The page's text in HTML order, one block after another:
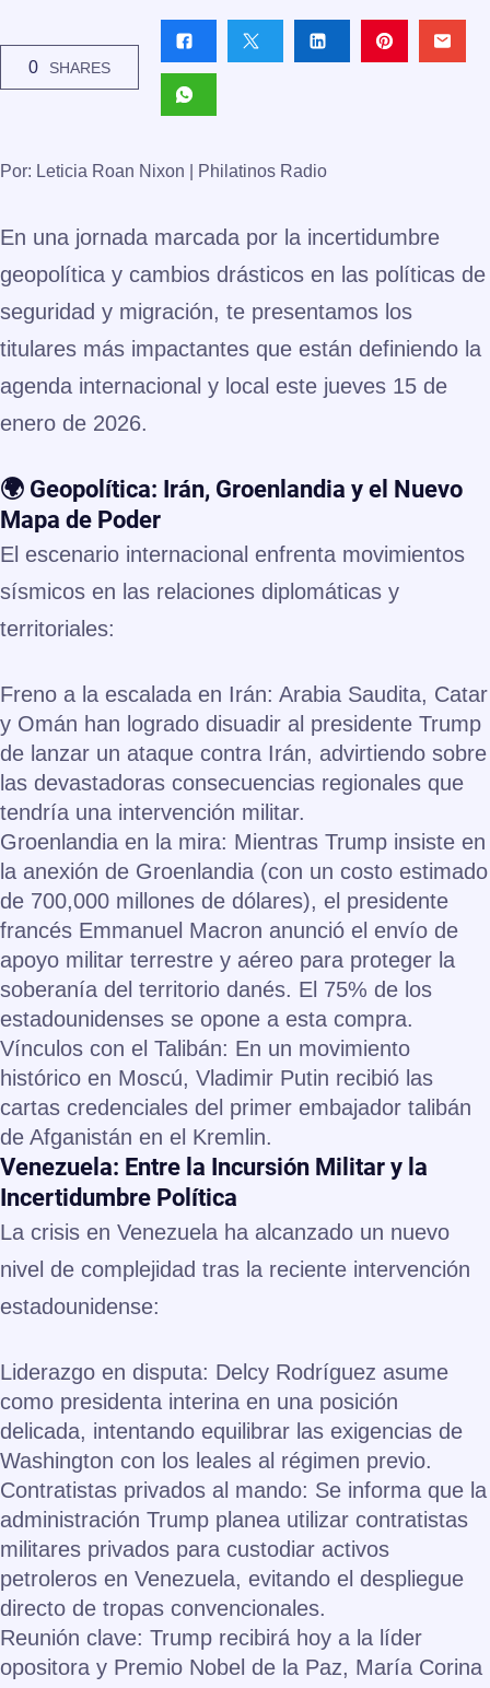
0 SHARES
Por: Leticia Roan Nixon | Philatinos Radio
En una jornada marcada por la incertidumbre
geopolítica y cambios drásticos en las políticas de
seguridad y migración, te presentamos los
titulares más impactantes que están definiendo la
agenda internacional y local este jueves 15 de
enero de 2026.
🌍 Geopolítica: Irán, Groenlandia y el Nuevo
Mapa de Poder
El escenario internacional enfrenta movimientos
sísmicos en las relaciones diplomáticas y
territoriales:
Freno a la escalada en Irán: Arabia Saudita, Catar
y Omán han logrado disuadir al presidente Trump
de lanzar un ataque contra Irán, advirtiendo sobre
las devastadoras consecuencias regionales que
tendría una intervención militar.
Groenlandia en la mira: Mientras Trump insiste en
la anexión de Groenlandia (con un costo estimado
de 700,000 millones de dólares), el presidente
francés Emmanuel Macron anunció el envío de
apoyo militar terrestre y aéreo para proteger la
soberanía del territorio danés. El 75% de los
estadounidenses se opone a esta compra.
Vínculos con el Talibán: En un movimiento
histórico en Moscú, Vladimir Putin recibió las
cartas credenciales del primer embajador talibán
de Afganistán en el Kremlin.
Venezuela: Entre la Incursión Militar y la
Incertidumbre Política
La crisis en Venezuela ha alcanzado un nuevo
nivel de complejidad tras la reciente intervención
estadounidense:
Liderazgo en disputa: Delcy Rodríguez asume
como presidenta interina en una posición
delicada, intentando equilibrar las exigencias de
Washington con los leales al régimen previo.
Contratistas privados al mando: Se informa que la
administración Trump planea utilizar contratistas
militares privados para custodiar activos
petroleros en Venezuela, evitando el despliegue
directo de tropas convencionales.
Reunión clave: Trump recibirá hoy a la líder
opositora y Premio Nobel de la Paz, María Corina